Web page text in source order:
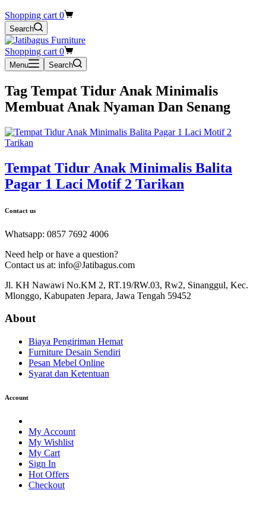
Shopping cart 0
Search
Shopping cart 0
Menu Search
Tag Tempat Tidur Anak Minimalis
Membuat Anak Nyaman Dan Senang
Tempat Tidur Anak Minimalis Balita
Pagar 1 Laci Motif 2 Tarikan
Contact us
Whatsapp: 0857 7692 4006
Need help or have a question?
Contact us at: info@Jatibagus.com
Jl. KH Nawawi No.KM 2, RT.19/RW.03, Rw2, Sinanggul, Kec.
Mlonggo, Kabupaten Jepara, Jawa Tengah 59452
About
Biaya Pengiriman Hemat
Furniture Desain Sendiri
Pesan Mebel Online
Syarat dan Ketentuan
Account
My Account
My Wishlist
My Cart
Sign In
Hot Offers
Checkout